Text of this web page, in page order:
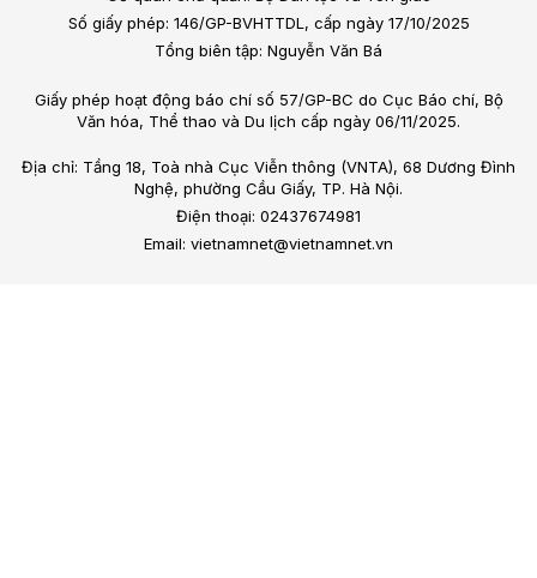
Số giấy phép: 146/GP-BVHTTDL, cấp ngày 17/10/2025
Tổng biên tập: Nguyễn Văn Bá
Giấy phép hoạt động báo chí số 57/GP-BC do Cục Báo chí, Bộ
Văn hóa, Thể thao và Du lịch cấp ngày 06/11/2025.
Địa chỉ: Tầng 18, Toà nhà Cục Viễn thông (VNTA), 68 Dương Đình
Nghệ, phường Cầu Giấy, TP. Hà Nội.
Điện thoại: 02437674981
Email: vietnamnet@vietnamnet.vn